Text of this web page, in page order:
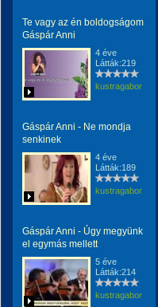
Te vagy az én boldogságom
Gáspár Anni
4 éve
Látták:219
kustragabor
Gáspár Anni - Ne mondja
senkinek
4 éve
Látták:189
kustragabor
Gáspár Anni - Úgy megyünk
el egymás mellett
5 éve
Látták:214
kustragabor